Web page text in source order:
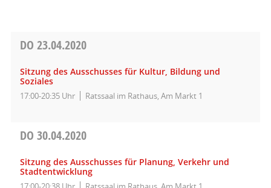
DO 23.04.2020
Sitzung des Ausschusses für Kultur, Bildung und
Soziales
17:00-20:35 Uhr Ratssaal im Rathaus, Am Markt 1
DO 30.04.2020
Sitzung des Ausschusses für Planung, Verkehr und
Stadtentwicklung